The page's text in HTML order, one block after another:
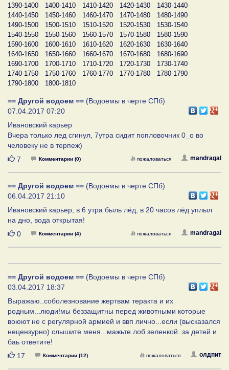
1390-1400
1400-1410 1410-1420 1420-1430
1430-1440
1440-1450
1450-1460 1460-1470 1470-1480
1480-1490
1490-1500
1500-1510 1510-1520 1520-1530
1530-1540
1540-1550
1550-1560 1560-1570 1570-1580
1580-1590
1590-1600
1600-1610 1610-1620 1620-1630
1630-1640
1640-1650
1650-1660 1660-1670 1670-1680
1680-1690
1690-1700
1700-1710 1710-1720 1720-1730
1730-1740
1740-1750
1750-1760 1760-1770 1770-1780
1780-1790
1790-1800
1800-1810
== Другой водоем == (Водоемы в черте СПб)
07.04.2017 07:20
Ивановский карьер
Вчера только лед сгинул, 7утра сидит попловочник 0_о во
человеку не в терпеж)
Нравится
7 Комментарии (0) mandragal
пожаловаться
== Другой водоем == (Водоемы в черте СПб)
06.04.2017 21:10
Ивановский карьер, в 6 утра быль лёд, в 20 часов лёд уплыл
на дно, вода открытая!
Нравится
0 Комментарии (4) mandragal
пожаловаться
== Другой водоем == (Водоемы в черте СПб)
03.04.2017 18:37
Выражаю..соболезнование жертвам теракта и их
родным...люди!мы беззащитны перед животными которые
воюют не с регулярной армией и ввп лично...если (высказался
нецензурно) слышите меня...мажьте лоб зеленкой..за детей и
баь ответите!
Нравится
17 Комментарии (12) олдпит
пожаловаться